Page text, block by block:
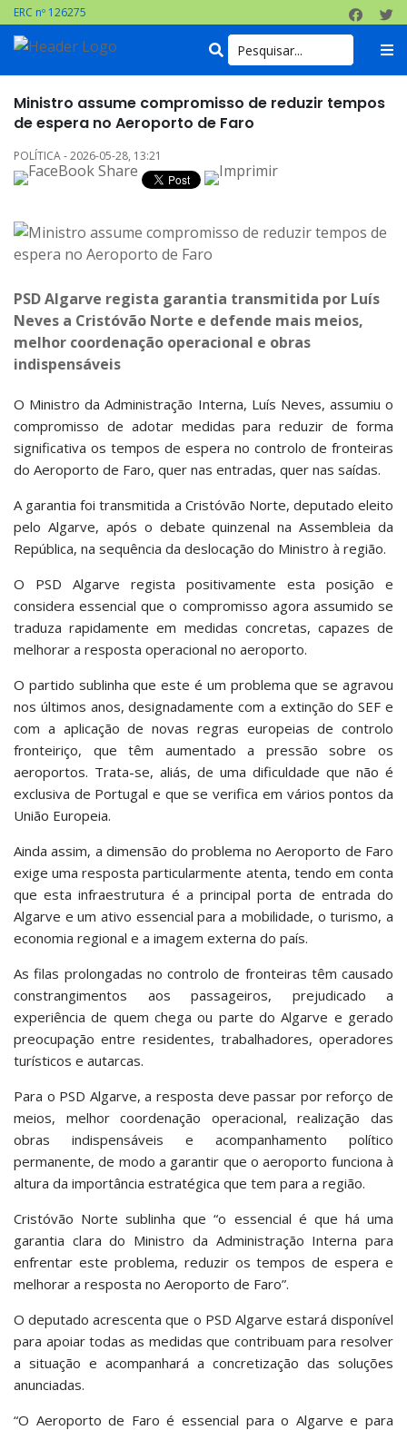
ERC nº 126275
Ministro assume compromisso de reduzir tempos
de espera no Aeroporto de Faro
POLÍTICA - 2026-05-28, 13:21
PSD Algarve regista garantia transmitida por Luís
Neves a Cristóvão Norte e defende mais meios,
melhor coordenação operacional e obras
indispensáveis
O Ministro da Administração Interna, Luís Neves, assumiu o
compromisso de adotar medidas para reduzir de forma
significativa os tempos de espera no controlo de fronteiras
do Aeroporto de Faro, quer nas entradas, quer nas saídas.
A garantia foi transmitida a Cristóvão Norte, deputado eleito
pelo Algarve, após o debate quinzenal na Assembleia da
República, na sequência da deslocação do Ministro à região.
O PSD Algarve regista positivamente esta posição e
considera essencial que o compromisso agora assumido se
traduza rapidamente em medidas concretas, capazes de
melhorar a resposta operacional no aeroporto.
O partido sublinha que este é um problema que se agravou
nos últimos anos, designadamente com a extinção do SEF e
com a aplicação de novas regras europeias de controlo
fronteiriço, que têm aumentado a pressão sobre os
aeroportos. Trata-se, aliás, de uma dificuldade que não é
exclusiva de Portugal e que se verifica em vários pontos da
União Europeia.
Ainda assim, a dimensão do problema no Aeroporto de Faro
exige uma resposta particularmente atenta, tendo em conta
que esta infraestrutura é a principal porta de entrada do
Algarve e um ativo essencial para a mobilidade, o turismo, a
economia regional e a imagem externa do país.
As filas prolongadas no controlo de fronteiras têm causado
constrangimentos aos passageiros, prejudicado a
experiência de quem chega ou parte do Algarve e gerado
preocupação entre residentes, trabalhadores, operadores
turísticos e autarcas.
Para o PSD Algarve, a resposta deve passar por reforço de
meios, melhor coordenação operacional, realização das
obras indispensáveis e acompanhamento político
permanente, de modo a garantir que o aeroporto funciona à
altura da importância estratégica que tem para a região.
Cristóvão Norte sublinha que “o essencial é que há uma
garantia clara do Ministro da Administração Interna para
enfrentar este problema, reduzir os tempos de espera e
melhorar a resposta no Aeroporto de Faro”.
O deputado acrescenta que o PSD Algarve estará disponível
para apoiar todas as medidas que contribuam para resolver
a situação e acompanhará a concretização das soluções
anunciadas.
“O Aeroporto de Faro é essencial para o Algarve e para